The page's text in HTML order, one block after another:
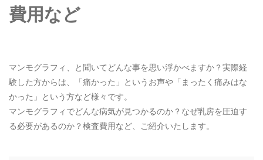
費用など
マンモグラフィ、と聞いてどんな事を思い浮かべますか？実際経
験した方からは、「痛かった」というお声や「まったく痛みはな
かった」という方など様々です。
マンモグラフィでどんな病気が見つかるのか？なぜ乳房を圧迫す
る必要があるのか？検査費用など、ご紹介いたします。